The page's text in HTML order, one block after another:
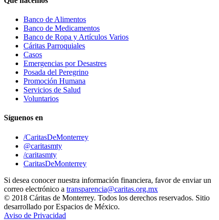
Banco de Alimentos
Banco de Medicamentos
Banco de Ropa y Artículos Varios
Cáritas Parroquiales
Casos
Emergencias por Desastres
Posada del Peregrino
Promoción Humana
Servicios de Salud
Voluntarios
Síguenos en
/CaritasDeMonterrey
@caritasmty
/caritasmty
CaritasDeMonterrey
Si desea conocer nuestra información financiera, favor de enviar un
correo electrónico a transparencia@caritas.org.mx
© 2018 Cáritas de Monterrey. Todos los derechos reservados. Sitio
desarrollado por Espacios de México.
Aviso de Privacidad